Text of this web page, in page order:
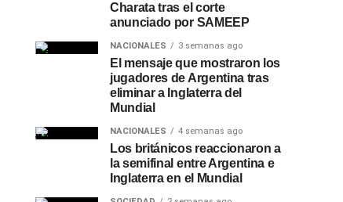
Charata tras el corte
anunciado por SAMEEP
NACIONALES 3 semanas ago
El mensaje que mostraron los
jugadores de Argentina tras
eliminar a Inglaterra del
Mundial
NACIONALES 4 semanas ago
Los británicos reaccionaron a
la semifinal entre Argentina e
Inglaterra en el Mundial